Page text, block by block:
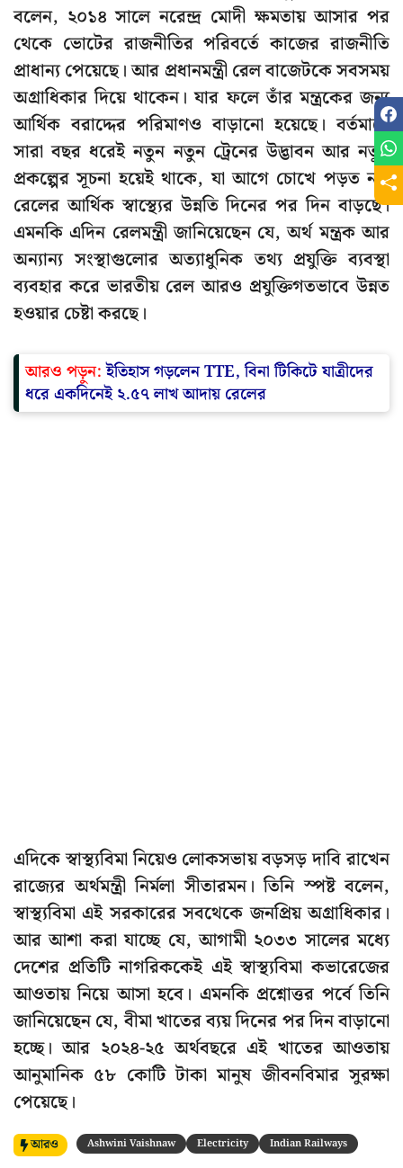
বলেন, ২০১৪ সালে নরেন্দ্র মোদী ক্ষমতায় আসার পর
থেকে ভোটের রাজনীতির পরিবর্তে কাজের রাজনীতি
প্রাধান্য পেয়েছে। আর প্রধানমন্ত্রী রেল বাজেটকে সবসময়
অগ্রাধিকার দিয়ে থাকেন। যার ফলে তাঁর মন্ত্রকের জন্য
আর্থিক বরাদ্দের পরিমাণও বাড়ানো হয়েছে। বর্তমানে
সারা বছর ধরেই নতুন নতুন ট্রেনের উদ্ভাবন আর নতুন
প্রকল্পের সূচনা হয়েই থাকে, যা আগে চোখে পড়ত না।
রেলের আর্থিক স্বাস্থ্যের উন্নতি দিনের পর দিন বাড়ছে।
এমনকি এদিন রেলমন্ত্রী জানিয়েছেন যে, অর্থ মন্ত্রক আর
অন্যান্য সংস্থাগুলোর অত্যাধুনিক তথ্য প্রযুক্তি ব্যবস্থা
ব্যবহার করে ভারতীয় রেল আরও প্রযুক্তিগতভাবে উন্নত
হওয়ার চেষ্টা করছে।
আরও পড়ুন:ইতিহাস গড়লেন TTE, বিনা টিকিটে যাত্রীদের
ধরে একদিনেই ২.৫৭ লাখ আদায় রেলের
এদিকে স্বাস্থ্যবিমা নিয়েও লোকসভায় বড়সড় দাবি রাখেন
রাজ্যের অর্থমন্ত্রী নির্মলা সীতারমন। তিনি স্পষ্ট বলেন,
স্বাস্থ্যবিমা এই সরকারের সবথেকে জনপ্রিয় অগ্রাধিকার।
আর আশা করা যাচ্ছে যে, আগামী ২০৩৩ সালের মধ্যে
দেশের প্রতিটি নাগরিককেই এই স্বাস্থ্যবিমা কভারেজের
আওতায় নিয়ে আসা হবে। এমনকি প্রশ্নোত্তর পর্বে তিনি
জানিয়েছেন যে, বীমা খাতের ব্যয় দিনের পর দিন বাড়ানো
হচ্ছে। আর ২০২৪-২৫ অর্থবছরে এই খাতের আওতায়
আনুমানিক ৫৮ কোটি টাকা মানুষ জীবনবিমার সুরক্ষা
পেয়েছে।
আরও Ashwini Vaishnaw Electricity Indian Railways